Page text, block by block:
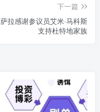
下一篇
萨拉感谢参议员艾米·马科斯
支持杜特地家族